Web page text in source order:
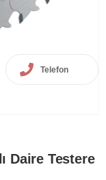
Telefon
Daire Testere